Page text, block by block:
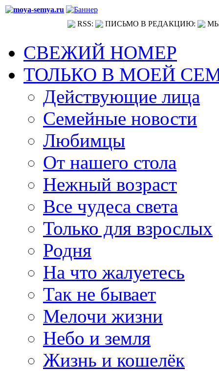
RSS: ПИСЬМО В РЕДАКЦИЮ:
СВЕЖИЙ НОМЕР
ТОЛЬКО В МОЕЙ
Действующие лица
Семейные новости
Любимцы
От нашего стола
Нежный возраст
Все чудеса света
Только для взрослых
Родня
На что жалуетесь
Так не бывает
Мелочи жизни
Небо и земля
Жизнь и кошелёк